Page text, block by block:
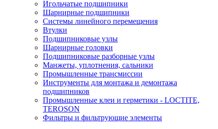
Игольчатые подшипники
Шарнирные подшипники
Системы линейного перемещения
Втулки
Подшипниковые узлы
Шарнирные головки
Подшипниковые разборные узлы
Манжеты, уплотнения, сальники
Промышленные трансмиссии
Инструменты для монтажа и демонтажа
подшипников
Промышленные клеи и герметики - LOCTITE,
TEROSON
Фильтры и фильтрующие элементы